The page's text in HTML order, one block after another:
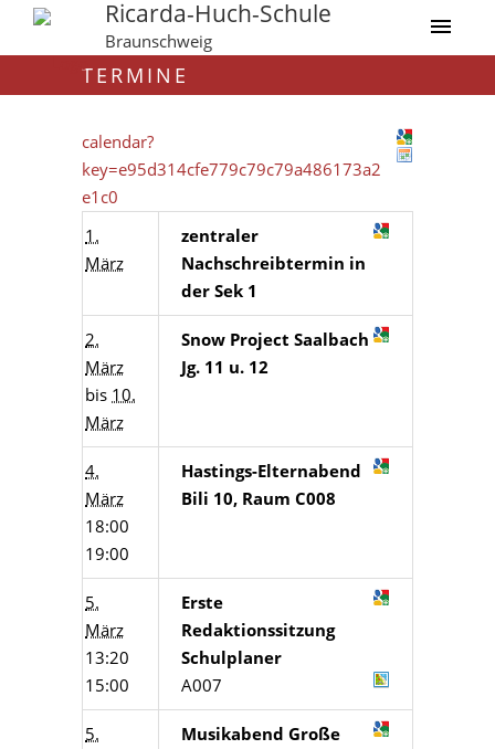
Ricarda-Huch-Schule
Braunschweig
TERMINE
calendar?
key=e95d314cfe779c79c79a486173a2
e1c0
1.
März
zentraler
Nachschreibtermin in
der Sek 1
2.
März
bis 10.
März
Snow Project Saalbach
Jg. 11 u. 12
4.
März
18:00
19:00
Hastings-Elternabend
Bili 10, Raum C008
5.
März
13:20
15:00
Erste
Redaktionssitzung
Schulplaner
A007
5.
Musikabend Große